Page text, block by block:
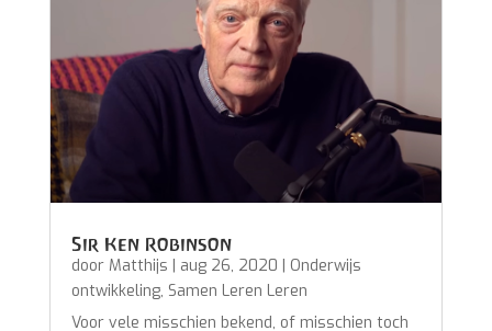
Sir Ken Robinson
door Matthijs | aug 26, 2020 | Onderwijs
ontwikkeling, Samen Leren Leren
Voor vele misschien bekend, of misschien toch